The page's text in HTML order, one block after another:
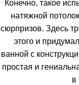
Конечно, такое
натяжной
сюрпризов. Здесь
этого и
ванной с
простая и
в